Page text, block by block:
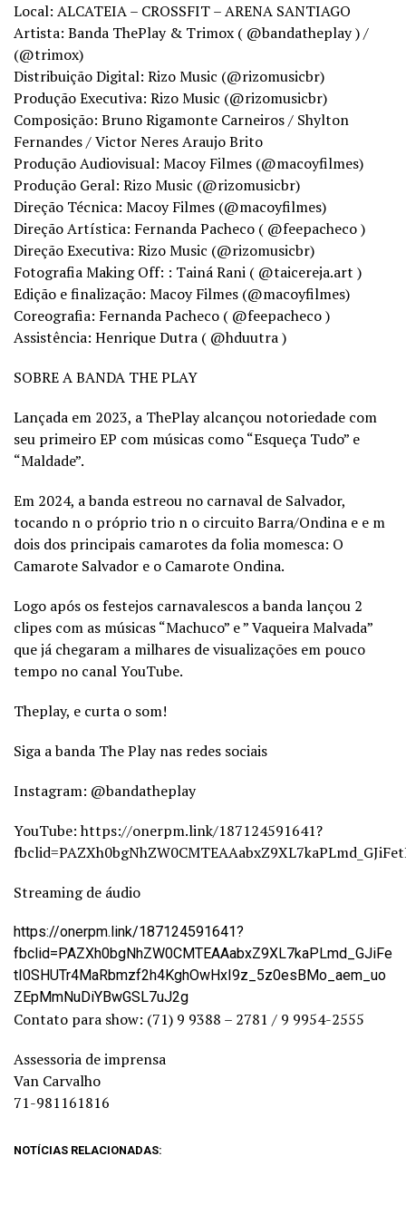
Local: ALCATEIA – CROSSFIT – ARENA SANTIAGO
Artista: Banda ThePlay & Trimox ( @bandatheplay ) /
(@trimox)
Distribuição Digital: Rizo Music (@rizomusicbr)
Produção Executiva: Rizo Music (@rizomusicbr)
Composição: Bruno Rigamonte Carneiros / Shylton
Fernandes / Victor Neres Araujo Brito
Produção Audiovisual: Macoy Filmes (@macoyfilmes)
Produção Geral: Rizo Music (@rizomusicbr)
Direção Técnica: Macoy Filmes (@macoyfilmes)
Direção Artística: Fernanda Pacheco ( @feepacheco )
Direção Executiva: Rizo Music (@rizomusicbr)
Fotografia Making Off: : Tainá Rani ( @taicereja.art )
Edição e finalização: Macoy Filmes (@macoyfilmes)
Coreografia: Fernanda Pacheco ( @feepacheco )
Assistência: Henrique Dutra ( @hduutra )
SOBRE A BANDA THE PLAY
Lançada em 2023, a ThePlay alcançou notoriedade com
seu primeiro EP com músicas como “Esqueça Tudo” e
“Maldade”.
Em 2024, a banda estreou no carnaval de Salvador,
tocando n o próprio trio n o circuito Barra/Ondina e e m
dois dos principais camarotes da folia momesca: O
Camarote Salvador e o Camarote Ondina.
Logo após os festejos carnavalescos a banda lançou 2
clipes com as músicas “Machuco” e ” Vaqueira Malvada”
que já chegaram a milhares de visualizações em pouco
tempo no canal YouTube.
Theplay, e curta o som!
Siga a banda The Play nas redes sociais
Instagram: @bandatheplay
YouTube: https://onerpm.link/187124591641?
Streaming de áudio
https://onerpm.link/187124591641?
fbclid=PAZXh0bgNhZW0CMTEAAabxZ9XL7kaPLmd_GJiFe
tI0SHUTr4MaRbmzf2h4KghOwHxI9z_5z0esBMo_aem_uo
ZEpMmNuDiYBwGSL7uJ2g
Contato para show: (71) 9 9388 – 2781 / 9 9954-2555
Assessoria de imprensa
Van Carvalho
71-981161816
NOTÍCIAS RELACIONADAS: